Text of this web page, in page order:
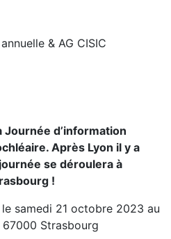
& AG CISIC
Journée d’information
Après Lyon il y a
se déroulera à
!
samedi 21 octobre 2023 au
67000 Strasbourg